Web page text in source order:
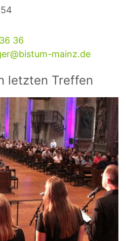
36
mainz.de
letzten Treffen